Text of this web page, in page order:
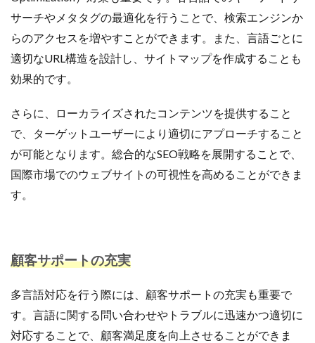
サーチやメタタグの最適化を行うことで、検索エンジンか
らのアクセスを増やすことができます。また、言語ごとに
適切なURL構造を設計し、サイトマップを作成することも
効果的です。
さらに、ローカライズされたコンテンツを提供すること
で、ターゲットユーザーにより適切にアプローチすること
が可能となります。総合的なSEO戦略を展開することで、
国際市場でのウェブサイトの可視性を高めることができま
す。
顧客サポートの充実
多言語対応を行う際には、顧客サポートの充実も重要で
す。言語に関する問い合わせやトラブルに迅速かつ適切に
対応することで、顧客満足度を向上させることができま